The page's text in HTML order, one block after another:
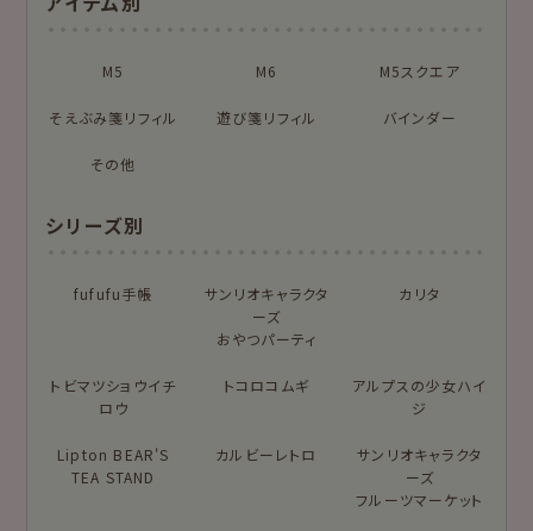
お菓子などうぶつ
MONCHHICHI
chocolog
もっと見る
アイテム別
そえぶみ箋 遊び箋
おりがみ小箱
はんこ
布物 文具・雑貨
雑貨類
シリーズで探す
フルカワはんこの商品を見る スタンプパッドの商品を見る
M5 M6 M5スクエア
そえぶみ箋リフィル 遊び箋リフィル バインダー
その他
シリーズ別
fufufu手帳
サンリオキャラクタ
ーズ
おやつパーティ
カリタ
トビマツショウイチ
ロウ
トコロコムギ
アルプスの少女ハイ
ジ
Lipton BEAR'S
TEA STAND
カルビーレトロ
サンリオキャラクタ
ーズ
フルーツマーケット